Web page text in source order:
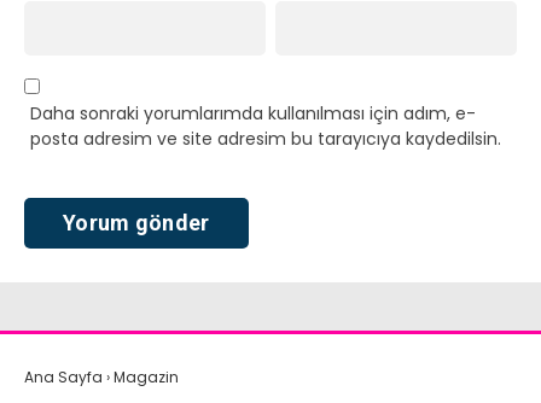
Daha sonraki yorumlarımda kullanılması için adım, e-
posta adresim ve site adresim bu tarayıcıya kaydedilsin.
Ana Sayfa ›Magazin